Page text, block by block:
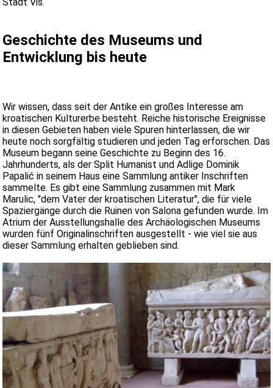
Stadt Vis.
Geschichte des Museums und
Entwicklung bis heute
Wir wissen, dass seit der Antike ein großes Interesse am
kroatischen Kulturerbe besteht. Reiche historische Ereignisse
in diesen Gebieten haben viele Spuren hinterlassen, die wir
heute noch sorgfältig studieren und jeden Tag erforschen. Das
Museum begann seine Geschichte zu Beginn des 16.
Jahrhunderts, als der Split Humanist und Adlige Dominik
Papalić in seinem Haus eine Sammlung antiker Inschriften
sammelte. Es gibt eine Sammlung zusammen mit Mark
Marulic, "dem Vater der kroatischen Literatur", die für viele
Spaziergänge durch die Ruinen von Salona gefunden wurde. Im
Atrium der Ausstellungshalle des Archäologischen Museums
wurden fünf Originalinschriften ausgestellt - wie viel sie aus
dieser Sammlung erhalten geblieben sind.